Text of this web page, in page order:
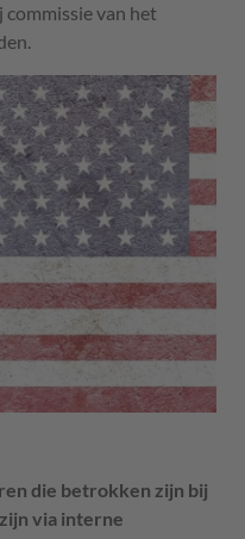
van het
die betrokken zijn bij
via interne